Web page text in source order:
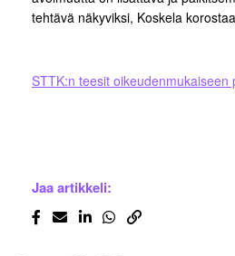
tehtävä näkyviksi, Koskela
STTK:n teesit oikeudenmukaiseen
Jaa artikkeli: